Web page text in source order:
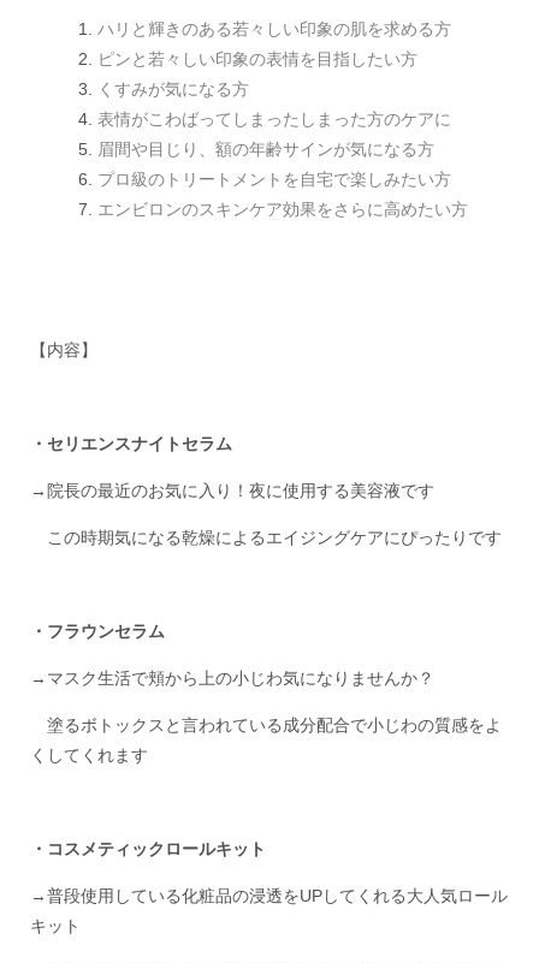
ハリと輝きのある若々しい印象の肌を求める方
ピンと若々しい印象の表情を目指したい方
くすみが気になる方
表情がこわばってしまったしまった方のケアに
眉間や目じり、額の年齢サインが気になる方
プロ級のトリートメントを自宅で楽しみたい方
エンビロンのスキンケア効果をさらに高めたい方
【内容】
・セリエンスナイトセラム
→院長の最近のお気に入り！夜に使用する美容液です
この時期気になる乾燥によるエイジングケアにぴったりです
・フラウンセラム
→マスク生活で頬から上の小じわ気になりませんか？
塗るボトックスと言われている成分配合で小じわの質感をよ
くしてくれます
・コスメティックロールキット
→普段使用している化粧品の浸透をUPしてくれる大人気ロール
キット